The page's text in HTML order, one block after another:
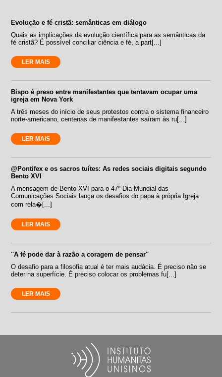
Evolução e fé cristã: semânticas em diálogo
Quais as implicações da evolução científica para as semânticas da
fé cristã? É possível conciliar ciência e fé, a part[...]
LER MAIS
Bispo é preso entre manifestantes que tentavam ocupar uma
igreja em Nova York
A três meses do início de seus protestos contra o sistema financeiro
norte-americano, centenas de manifestantes saíram às ru[...]
LER MAIS
@Pontifex e os sacros tuítes: As redes sociais digitais segundo
Bento XVI
A mensagem de Bento XVI para o 47º Dia Mundial das
Comunicações Sociais lança os desafios do papa à própria Igreja
com rela�[...]
LER MAIS
''A fé pode dar à razão a coragem de pensar''
O desafio para a filosofia atual é ter mais audácia. É preciso não se
deter na superfície. É preciso colocar os problemas fu[...]
LER MAIS